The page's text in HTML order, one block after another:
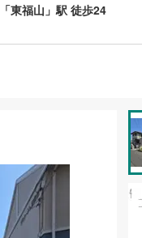
東福山」駅 徒歩24